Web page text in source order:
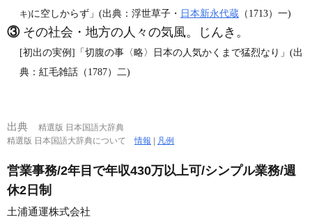
キ)に空しからず」(出典：浮世草子・ 日本新永代蔵 （1713）一)
③その社会・地方の人々の気風。じんき。
[初出の実例]「切腹の事〈略〉日本の人気かくまで猛烈なり」(出
典：紅毛雑話（1787）二)
出典
精選版 日本国語大辞典
精選版 日本国語大辞典について情報 凡例
営業事務/2年目で年収430万以上可/シンプル業務/週
休2日制
土浦通運株式会社